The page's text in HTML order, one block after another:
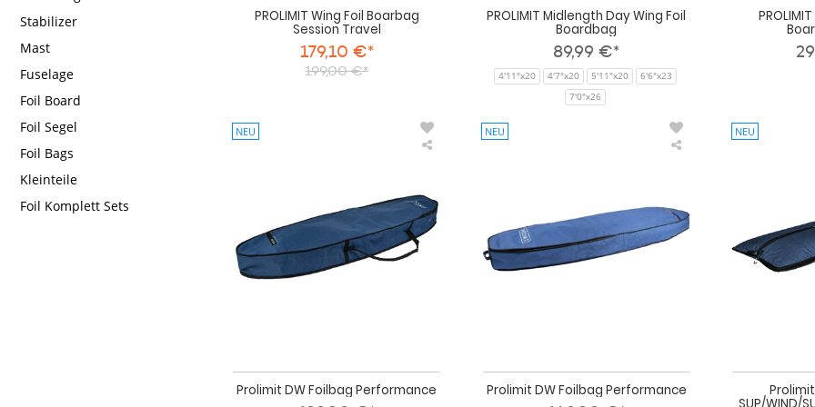
Stabilizer
Mast
Fuselage
Foil Board
Foil Segel
Foil Bags
Kleinteile
Foil Komplett Sets
PROLIMIT Wing Foil Boarbag
Session Travel
179,10 €*
199,00 €*
PROLIMIT Midlength Day Wing Foil
Boardbag
89,99 €*
4'11"x20 4'7"x20 5'11"x20
6'6"x23
7'0"x26
NEU
Prolimit DW Foilbag Performance
Performance
NEU
Prolimit DW Foilbag Performance
NEU